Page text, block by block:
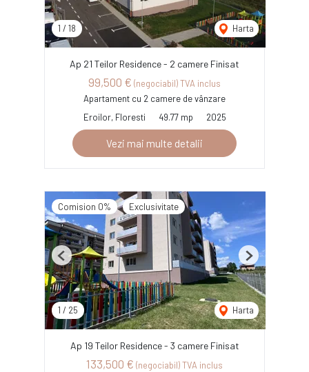
1 / 18 Harta
Ap 21 Teilor Residence - 2 camere Finisat
99,500 € (negociabil) TVA inclus
Apartament cu 2 camere de vânzare
Eroilor, Floresti
49.77 mp 2025
Vezi mai multe detalii
Comision 0% Exclusivitate
1 / 25 Harta
Previous Next
Ap 19 Teilor Residence - 3 camere Finisat
133,500 € (negociabil) TVA inclus